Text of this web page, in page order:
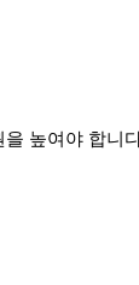
높여야 합니